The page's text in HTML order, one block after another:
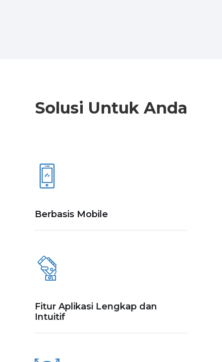
Solusi Untuk Anda
Berbasis Mobile
Fitur Aplikasi Lengkap dan
Intuitif